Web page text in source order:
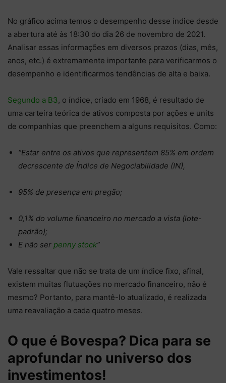
No gráfico acima temos o desempenho desse índice desde
a abertura até às 18:30 do dia 26 de novembro de 2021.
Analisar essas informações em diversos prazos (dias, mês,
anos, etc.) é extremamente importante para verificarmos o
desempenho e identificarmos tendências de alta e baixa.
Segundo a B3, o índice, criado em 1968, é resultado de
uma carteira teórica de ativos composta por ações e units
de companhias que preenchem a alguns requisitos. Como:
“Estar entre os ativos que representem 85% em ordem
decrescente de Índice de Negociabilidade (IN),
95% de presença em pregão;
0,1% do volume financeiro no mercado a vista (lote-
padrão);
E não ser penny stock”
Vale ressaltar que não se trata de um índice fixo, afinal,
existem muitas flutuações no mercado financeiro, não é
mesmo? Portanto, para mantê-lo atualizado, é realizada
uma reavaliação a cada quatro meses.
O que é Bovespa? Dica para se
aprofundar no universo dos
investimentos!